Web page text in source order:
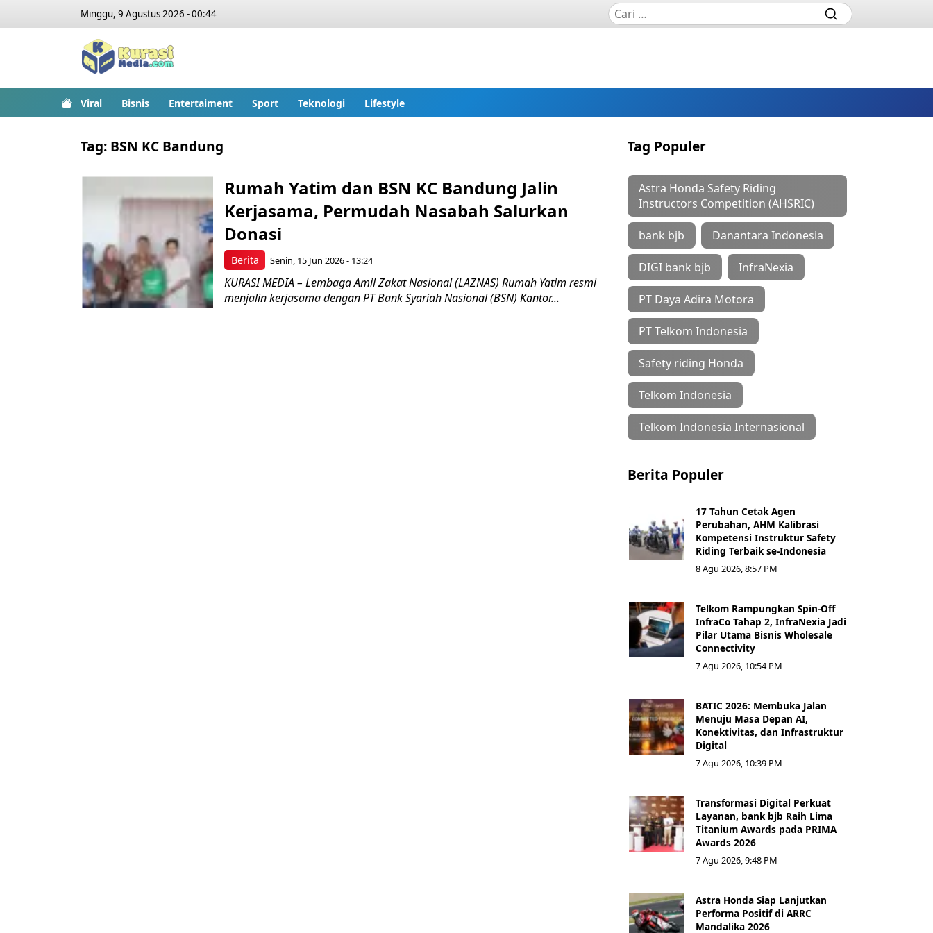
Minggu, 9 Agustus 2026 - 00:44
Viral Bisnis Entertaiment Sport Teknologi Lifestyle
Tag: BSN KC Bandung
Berita
Rumah Yatim dan BSN KC Bandung Jalin
Kerjasama, Permudah Nasabah Salurkan
Donasi
Senin, 15 Jun 2026 - 13:24
KURASI MEDIA – Lembaga Amil Zakat Nasional (LAZNAS) Rumah Yatim resmi
menjalin kerjasama dengan PT Bank Syariah Nasional (BSN) Kantor...
Tag Populer
Astra Honda Safety Riding
Instructors Competition (AHSRIC)
bank bjb Danantara Indonesia
DIGI bank bjb InfraNexia
PT Daya Adira Motora
PT Telkom Indonesia
Safety riding Honda
Telkom Indonesia
Telkom Indonesia Internasional
Berita Populer
17 Tahun Cetak Agen
Perubahan, AHM Kalibrasi
Kompetensi Instruktur Safety
Riding Terbaik se-Indonesia
8 Agu 2026, 8:57 PM
Telkom Rampungkan Spin-Off
InfraCo Tahap 2, InfraNexia Jadi
Pilar Utama Bisnis Wholesale
Connectivity
7 Agu 2026, 10:54 PM
BATIC 2026: Membuka Jalan
Menuju Masa Depan AI,
Konektivitas, dan Infrastruktur
Digital
7 Agu 2026, 10:39 PM
Transformasi Digital Perkuat
Layanan, bank bjb Raih Lima
Titanium Awards pada PRIMA
Awards 2026
7 Agu 2026, 9:48 PM
Astra Honda Siap Lanjutkan
Performa Positif di ARRC
Mandalika 2026